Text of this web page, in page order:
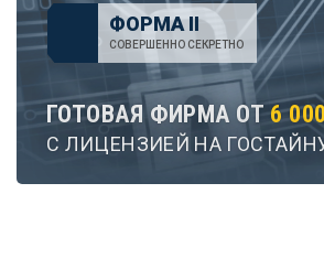
ФОРМА II
СОВЕРШЕННО СЕКРЕТНО
ГОТОВАЯ ФИРМА ОТ6
С ЛИЦЕНЗИЕЙ НА